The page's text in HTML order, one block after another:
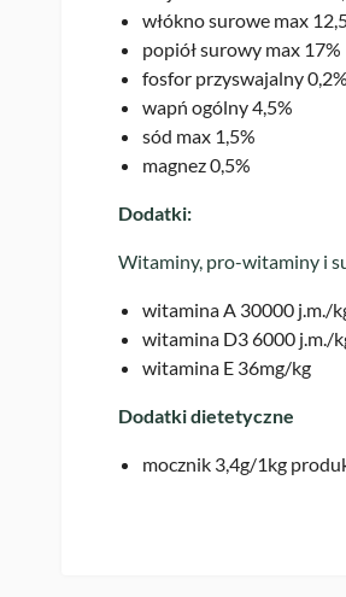
włókno surowe max
popiół surowy max 17%
fosfor przyswajalny
wapń ogólny 4,5%
sód max 1,5%
magnez 0,5%
Dodatki:
Witaminy, pro-witaminy i
witamina A 30000 j.m./
witamina D3 6000 j.m./
witamina E 36mg/kg
Dodatki dietetyczne
mocznik 3,4g/1kg